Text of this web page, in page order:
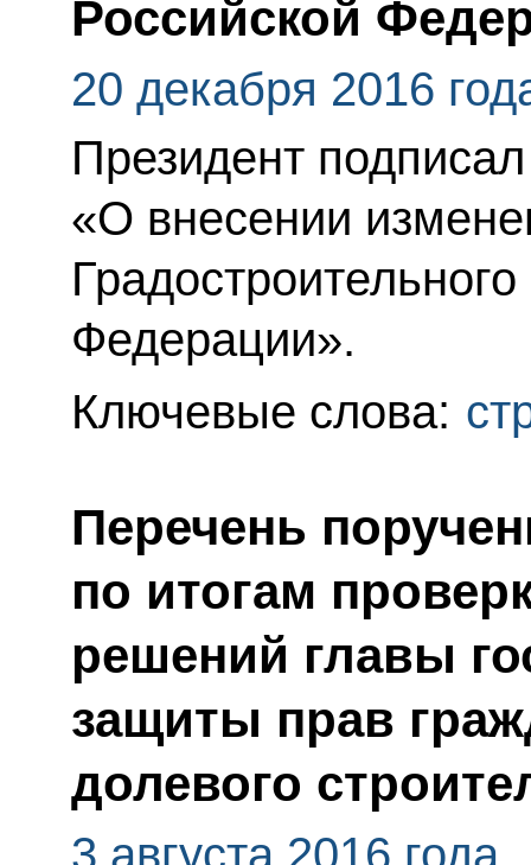
Российской
20 декабря 2016
Президент
«О внесении
Федерации».
Ключевые слова:
Перечень
по итогам
решений главы
защиты прав
долевого
3 августа 2016 года